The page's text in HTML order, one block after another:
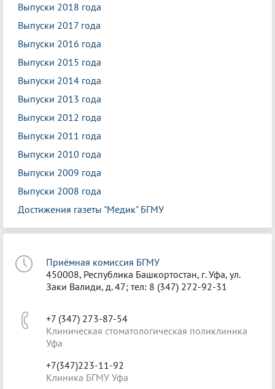
Выпуски 2018 года
Выпуски 2017 года
Выпуски 2016 года
Выпуски 2015 года
Выпуски 2014 года
Выпуски 2013 года
Выпуски 2012 года
Выпуски 2011 года
Выпуски 2010 года
Выпуски 2009 года
Выпуски 2008 года
Достижения газеты "Медик" БГМУ
Приёмная комиссия БГМУ
450008, Республика Башкортостан, г. Уфа, ул.
Заки Валиди, д. 47; тел: 8 (347) 272-92-31
+7 (347) 273-87-54
Клиническая стоматологическая поликлиника
Уфа
+7(347)223-11-92
Клиника БГМУ Уфа